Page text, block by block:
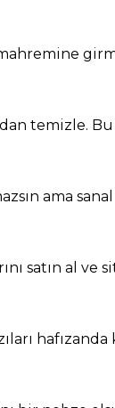
temizle.
ama
satın al ve
hafızanda